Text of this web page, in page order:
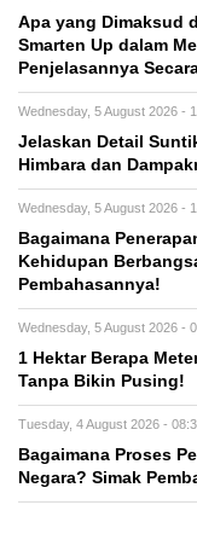
Apa yang Dimaksud
Smarten Up dalam
Penjelasannya
Wednesday, 5 August 2026 -
Jelaskan Detail
Himbara dan
Wednesday, 5 August 2026 -
Bagaimana
Kehidupan
Pembahasannya!
Wednesday, 5 August 2026 -
1 Hektar Berapa
Tanpa Bikin Pusing!
Tuesday, 4 August 2026 -
Bagaimana Proses
Negara? Simak